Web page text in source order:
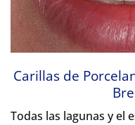
Carillas de
Todas las lagunas y el